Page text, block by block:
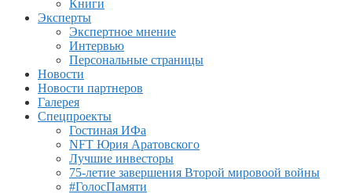
Книги
Эксперты
Экспертное мнение
Интервью
Персональные страницы
Новости
Новости партнеров
Галерея
Спецпроекты
Гостиная ИФа
NFT Юрия Аратовского
Лучшие инвесторы
75-летие завершения Второй мировоой войны
#ГолосПамяти